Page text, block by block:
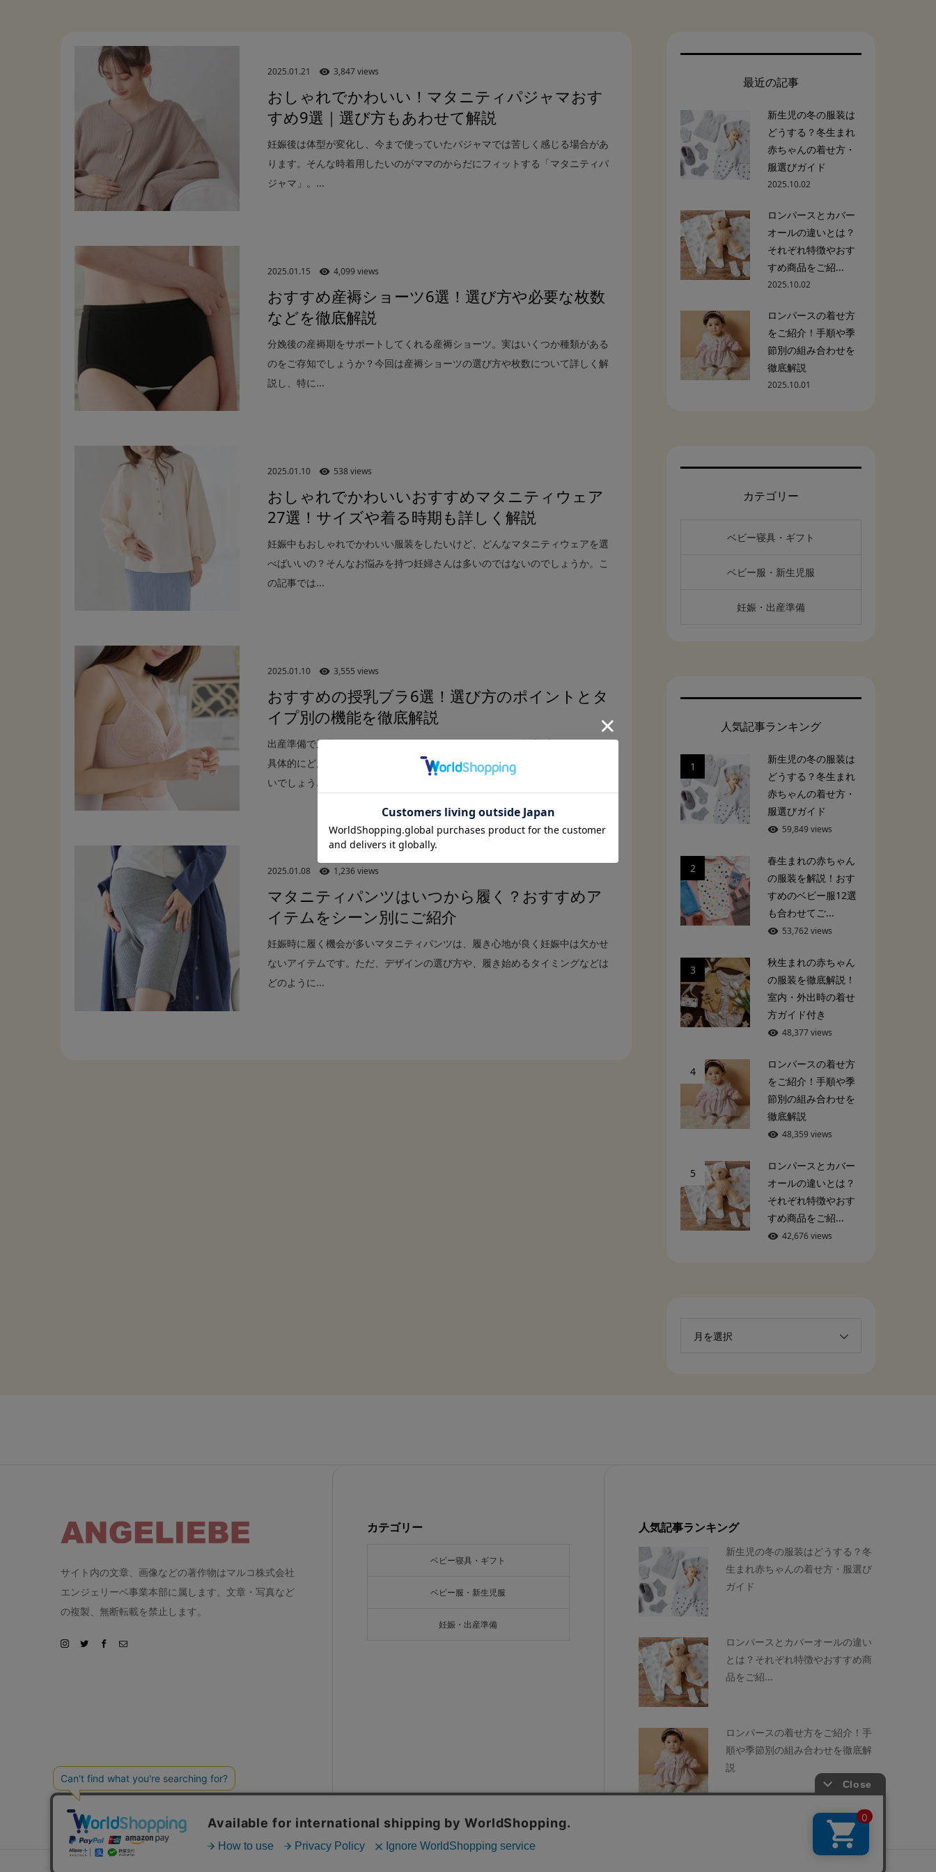
2025.01.21 3,847 views
おしゃれでかわいい！マタニティパジャマおす
すめ9選｜選び方もあわせて解説
妊娠後は体型が変化し、今まで使っていたパジャマでは苦しく感じる場合があ
ります。そんな時着用したいのがママのからだにフィットする「マタニティパ
ジャマ」。...
2025.01.15 4,099 views
おすすめ産褥ショーツ6選！選び方や必要な枚数
などを徹底解説
分娩後の産褥期をサポートしてくれる産褥ショーツ。実はいくつか種類がある
のをご存知でしょうか？今回は産褥ショーツの選び方や枚数について詳しく解
説し、特に...
2025.01.10 538 views
おしゃれでかわいいおすすめマタニティウェア
27選！サイズや着る時期も詳しく解説
妊娠中もおしゃれでかわいい服装をしたいけど、どんなマタニティウェアを選
べばいいの？そんなお悩みを持つ妊婦さんは多いのではないのでしょうか。こ
の記事では...
2025.01.10 3,555 views
おすすめの授乳ブラ6選！選び方のポイントとタ
イプ別の機能を徹底解説
出産準備で用意するアイテムのひとつとしてよく耳にする授乳ブラ。しかし、
具体的にどんな特徴があるのか、普通のブラではダメなのか疑問を持つ方も多
いでしょう...
2025.01.08 1,236 views
マタニティパンツはいつから履く？おすすめア
イテムをシーン別にご紹介
妊娠時に履く機会が多いマタニティパンツは、履き心地が良く妊娠中は欠かせ
ないアイテムです。ただ、デザインの選び方や、履き始めるタイミングなどは
どのように...
最近の記事
新生児の冬の服装は
どうする？冬生まれ
赤ちゃんの着せ方・
服選びガイド
2025.10.02
ロンパースとカバー
オールの違いとは？
それぞれ特徴やおす
すめ商品をご紹...
2025.10.02
ロンパースの着せ方
をご紹介！手順や季
節別の組み合わせを
徹底解説
2025.10.01
カテゴリー
ベビー寝具・ギフト
ベビー服・新生児服
妊娠・出産準備
人気記事ランキング
1
新生児の冬の服装は
どうする？冬生まれ
赤ちゃんの着せ方・
服選びガイド
59,849 views
2
春生まれの赤ちゃん
の服装を解説！おす
すめのベビー服12選
も合わせてご...
53,762 views
3
秋生まれの赤ちゃん
の服装を徹底解説！
室内・外出時の着せ
方ガイド付き
48,377 views
4
ロンパースの着せ方
をご紹介！手順や季
節別の組み合わせを
徹底解説
48,359 views
5
ロンパースとカバー
オールの違いとは？
それぞれ特徴やおす
すめ商品をご紹...
42,676 views
月を選択
サイト内の文章、画像などの著作物はマルコ株式会社
エンジェリーベ事業本部に属します。文章・写真など
の複製、無断転載を禁止します。
カテゴリー
ベビー寝具・ギフト
ベビー服・新生児服
妊娠・出産準備
人気記事ランキング
新生児の冬の服装はどうする？冬
生まれ赤ちゃんの着せ方・服選び
ガイド
ロンパースとカバーオールの違い
とは？それぞれ特徴やおすすめ商
品をご紹...
ロンパースの着せ方をご紹介！手
順や季節別の組み合わせを徹底解
説